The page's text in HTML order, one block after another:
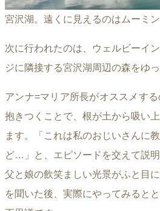
宮沢湖。遠くに見えるのはムーミ
次に行われたのは、ウェルビーイ
ジに隣接する宮沢湖周辺の森をゆ
アンナ=マリア所長がオススメす
抱きつくことで、根が土から吸い
ます。「これは私のおじいさんに
ど…」と、エピソードを交えて説
父と娘の飲笑ましい光景がふと目
を聞いた後、実際にやってみると